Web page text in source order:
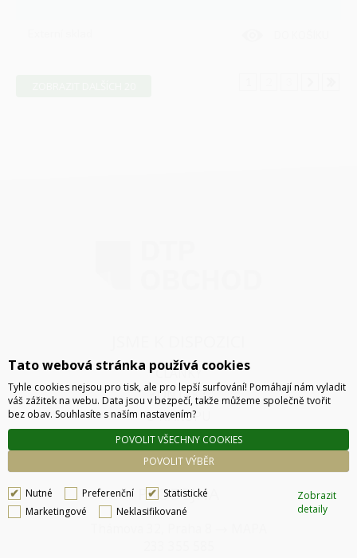
ČLÁNKY
KONTAKT
O NÁKUPU
SPRÁVA COOKIES
PRODEJNA
Tato webová stránka používá cookies
Tyhle cookies nejsou pro tisk, ale pro lepší surfování! Pomáhají nám vyladit
váš zážitek na webu. Data jsou v bezpečí, takže můžeme společně tvořit
bez obav. Souhlasíte s naším nastavením?
POVOLIT VÝBĚR
POVOLIT VŠECHNY COOKIES
Nutné Preferenční
Statistické
Marketingové
Neklasifikované
Zobrazit
detaily